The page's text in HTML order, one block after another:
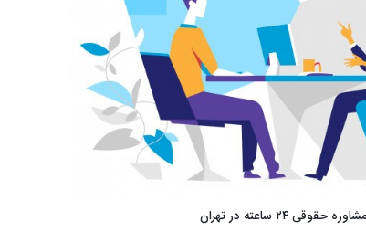
حقوقی ۲۴ ساعته در تهران